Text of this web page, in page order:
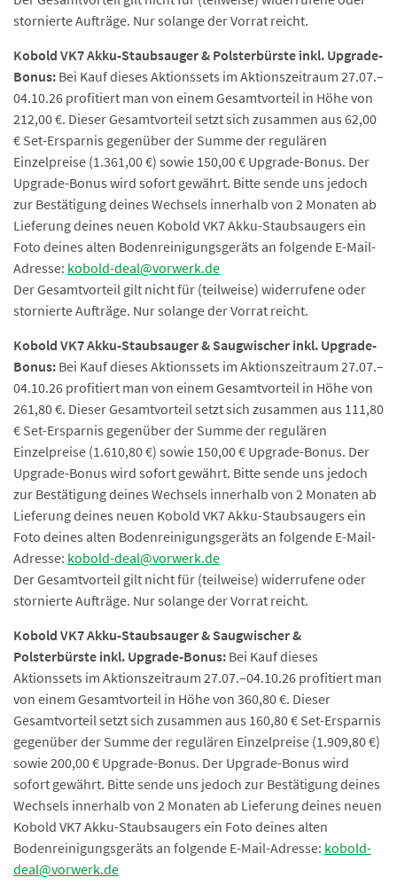
stornierte Aufträge. Nur solange der Vorrat reicht.
Kobold VK7 Akku-Staubsauger & Polsterbürste inkl. Upgrade-
Bonus: Bei Kauf dieses Aktionssets im Aktionszeitraum 27.07.–
04.10.26 profitiert man von einem Gesamtvorteil in Höhe von
212,00 €. Dieser Gesamtvorteil setzt sich zusammen aus 62,00
€ Set-Ersparnis gegenüber der Summe der regulären
Einzelpreise (1.361,00 €) sowie 150,00 € Upgrade-Bonus. Der
Upgrade-Bonus wird sofort gewährt. Bitte sende uns jedoch
zur Bestätigung deines Wechsels innerhalb von 2 Monaten ab
Lieferung deines neuen Kobold VK7 Akku-Staubsaugers ein
Foto deines alten Bodenreinigungsgeräts an folgende E-Mail-
Adresse: kobold-deal@vorwerk.de
Der Gesamtvorteil gilt nicht für (teilweise) widerrufene oder
stornierte Aufträge. Nur solange der Vorrat reicht.
Kobold VK7 Akku-Staubsauger & Saugwischer inkl. Upgrade-
Bonus: Bei Kauf dieses Aktionssets im Aktionszeitraum 27.07.–
04.10.26 profitiert man von einem Gesamtvorteil in Höhe von
261,80 €. Dieser Gesamtvorteil setzt sich zusammen aus 111,80
€ Set-Ersparnis gegenüber der Summe der regulären
Einzelpreise (1.610,80 €) sowie 150,00 € Upgrade-Bonus. Der
Upgrade-Bonus wird sofort gewährt. Bitte sende uns jedoch
zur Bestätigung deines Wechsels innerhalb von 2 Monaten ab
Lieferung deines neuen Kobold VK7 Akku-Staubsaugers ein
Foto deines alten Bodenreinigungsgeräts an folgende E-Mail-
Adresse: kobold-deal@vorwerk.de
Der Gesamtvorteil gilt nicht für (teilweise) widerrufene oder
stornierte Aufträge. Nur solange der Vorrat reicht.
Kobold VK7 Akku-Staubsauger & Saugwischer &
Polsterbürste inkl. Upgrade-Bonus: Bei Kauf dieses
Aktionssets im Aktionszeitraum 27.07.–04.10.26 profitiert man
von einem Gesamtvorteil in Höhe von 360,80 €. Dieser
Gesamtvorteil setzt sich zusammen aus 160,80 € Set-Ersparnis
gegenüber der Summe der regulären Einzelpreise (1.909,80 €)
sowie 200,00 € Upgrade-Bonus. Der Upgrade-Bonus wird
sofort gewährt. Bitte sende uns jedoch zur Bestätigung deines
Wechsels innerhalb von 2 Monaten ab Lieferung deines neuen
Kobold VK7 Akku-Staubsaugers ein Foto deines alten
Bodenreinigungsgeräts an folgende E-Mail-Adresse: kobold-
deal@vorwerk.de